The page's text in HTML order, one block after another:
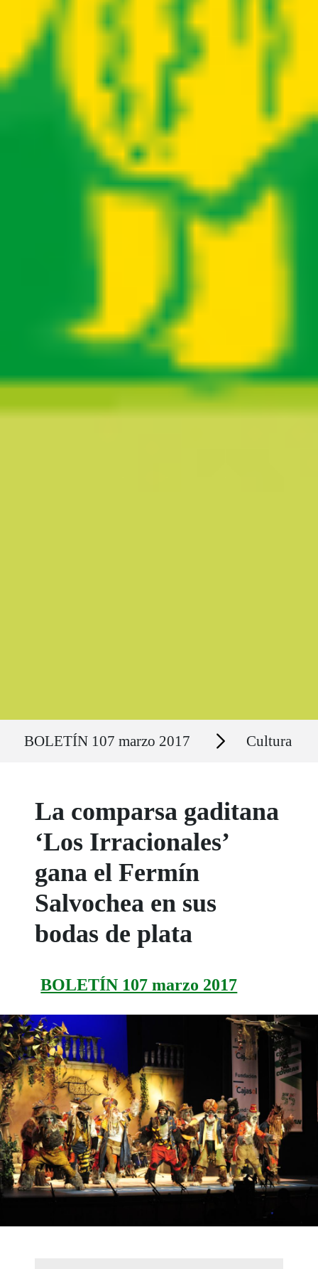
BOLETÍN 107 marzo 2017 Secciones Cultura
La comparsa gaditana
‘Los Irracionales’
gana el Fermín
Salvochea en sus
bodas de plata
BOLETÍN 107 marzo 2017